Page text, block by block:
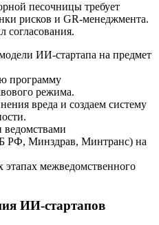
песочницы требует
рисков и GR-менеджмента.
ИИ-стартапа на предмет
программу
режима.
вреда и создаем систему
РФ, Минздрав, Минтранс) на
этапах межведомственного
ИИ-стартапов